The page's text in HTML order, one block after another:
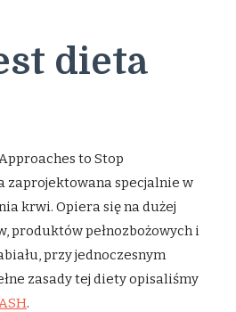
dieta
to Stop
zaprojektowana specjalnie w
krwi. Opiera się na dużej
produktów pełnozbożowych i
przy jednoczesnym
zasady tej diety opisaliśmy
.